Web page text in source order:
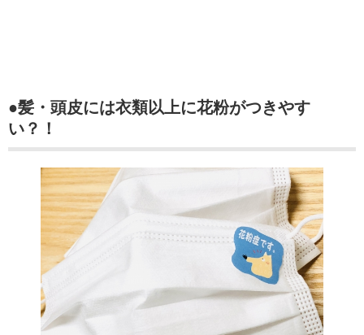
●髪・頭皮には衣類以上に花粉がつきやす
い？！